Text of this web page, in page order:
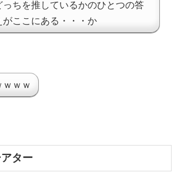
っちを推しているかのひとつの答
がここにある・・・か
ｗｗｗ
ター